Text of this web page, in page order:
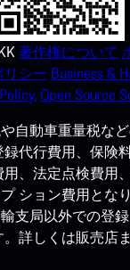
著作権について
シー Business &
Open Source
自動車重量税な
代行費用、保険
、法定点検費用
ション費用とな
支局以外での登
詳しくは販売店